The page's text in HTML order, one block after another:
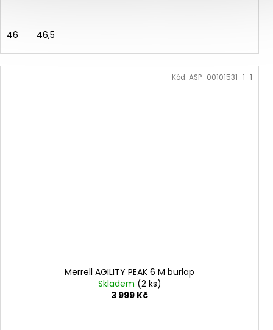
46 46,5
Merrell AGILITY PEAK 6 M burlap
Skladem (2 ks)
3 999 Kč
Kód: ASP_00101531_1_1